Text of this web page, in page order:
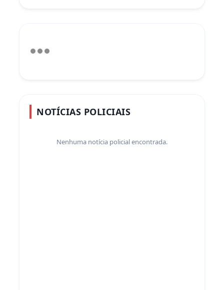
NOTÍCIAS POLICIAIS
Nenhuma notícia policial encontrada.